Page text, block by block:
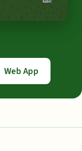
Web App